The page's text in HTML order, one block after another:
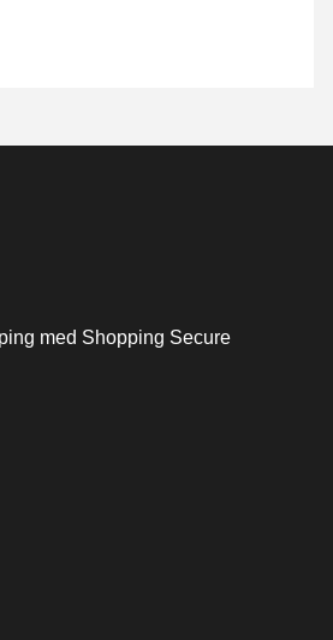
med Shopping Secure